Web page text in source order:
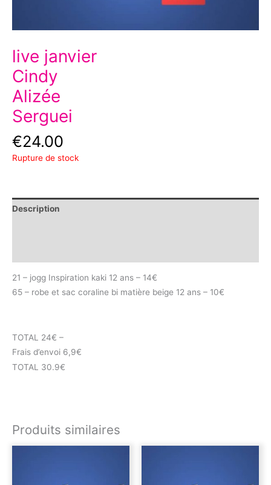
live janvier
Cindy
Alizée
Serguei
€24.00
Rupture de stock
Description
21 – jogg Inspiration kaki 12 ans – 14€
65 – robe et sac coraline bi matière beige 12 ans – 10€
TOTAL 24€ –
Frais d’envoi 6,9€
TOTAL 30.9€
Produits similaires